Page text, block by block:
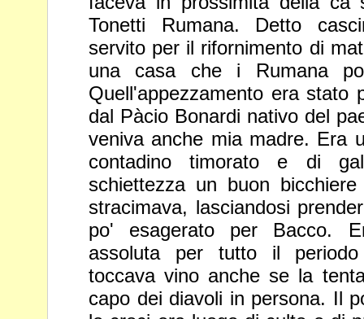
Tonetti Rumana. Detto
servito per il rifornimento di
una casa che i Rumana
Quell'appezzamento era stato
dal Pàcio Bonardi nativo del
veniva anche mia madre. Era
contadinotimorato e di
schiettezza un buon
stracimava, lasciandosi
po' esagerato per Bacco.
assoluta per tutto il
toccava vino anche se la
capo dei diavoli in persona. Il